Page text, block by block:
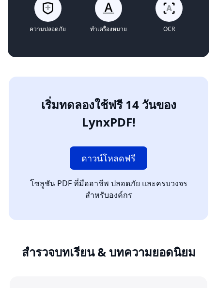
ความปลอดภัย ทำเครื่องหมาย OCR
เริ่มทดลองใช้ฟรี 14 วันของ
LynxPDF!
ดาวน์โหลดฟรี
โซลูชัน PDF ที่มืออาชีพ ปลอดภัย และครบวงจร
สำหรับองค์กร
สำรวจบทเรียน & บทความยอดนิยม